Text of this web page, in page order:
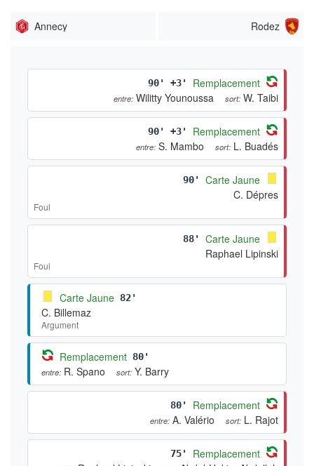
Annecy Rodez
90' +3' Remplacement
entre: Wilitty Younoussa sort: W. Taibi
90' +3' Remplacement
entre: S. Mambo sort: L. Buadés
90'
Carte Jaune
C. Dépres
Foul
88'
Carte Jaune
Raphael Lipinski
Foul
Carte Jaune 82'
C. Billemaz
Argument
Remplacement 80'
entre: R. Spano sort: Y. Barry
80' Remplacement
entre: A. Valério sort: L. Rajot
75' Remplacement